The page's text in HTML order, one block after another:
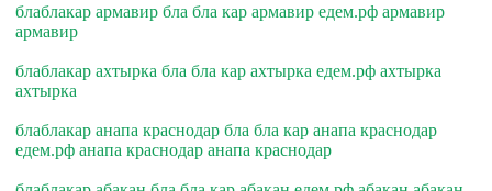
блаблакар армавир бла бла кар армавир едем.рф армавир
армавир
блаблакар ахтырка бла бла кар ахтырка едем.рф ахтырка
ахтырка
блаблакар анапа краснодар бла бла кар анапа краснодар
едем.рф анапа краснодар анапа краснодар